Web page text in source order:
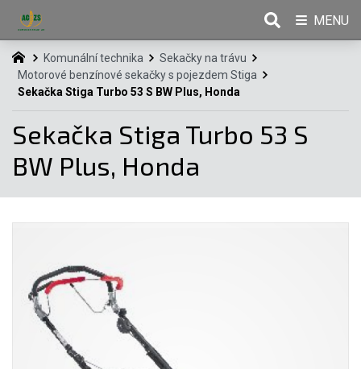
Komunální technika
Sekačky na trávu
Motorové benzínové sekačky s pojezdem Stiga
Sekačka Stiga Turbo 53 S BW Plus, Honda
Sekačka Stiga Turbo 53 S
BW Plus, Honda
MENU